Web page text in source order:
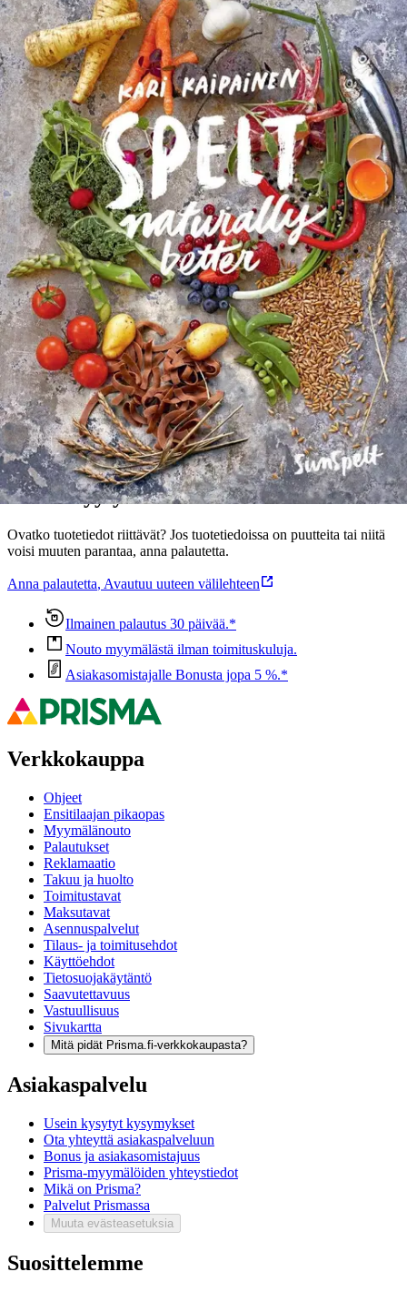
Tarkista myymäläsaatavuus
Ei saatavilla
Tuotekuvaus
What delicacies can be made from spelt? This book brings you
recipes for all occasions! Take advantage of fresh ingredients in
season and the healthy spelt for tasty and good food! This book
offers you a fresh and modern standpoint to the everyday use of
Finnish super food. The recipes are collected from esteemed Finnish
professional chefs and renowned foodies.
Ominaisuudet
Oletko tyytyväinen tuotetietoihin?
Ovatko tuotetiedot riittävät? Jos tuotetiedoissa on puutteita tai niitä
voisi muuten parantaa, anna palautetta.
Anna palautetta, Avautuu uuteen välilehteen
Ilmainen palautus 30 päivää.*
Nouto myymälästä ilman toimituskuluja.
Asiakasomistajalle Bonusta jopa 5 %.*
Verkkokauppa
Ohjeet
Ensitilaajan pikaopas
Myymälänouto
Palautukset
Reklamaatio
Takuu ja huolto
Toimitustavat
Maksutavat
Asennuspalvelut
Tilaus- ja toimitusehdot
Käyttöehdot
Tietosuojakäytäntö
Saavutettavuus
Vastuullisuus
Sivukartta
Mitä pidät Prisma.fi-verkkokaupasta?
Asiakaspalvelu
Usein kysytyt kysymykset
Ota yhteyttä asiakaspalveluun
Bonus ja asiakasomistajuus
Prisma-myymälöiden yhteystiedot
Mikä on Prisma?
Palvelut Prismassa
Muuta evästeasetuksia
Suosittelemme